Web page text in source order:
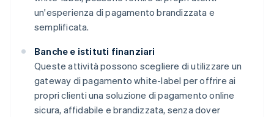
un'esperienza di pagamento brandizzata e
semplificata.
Banche e istituti finanziari
Queste attività possono scegliere di utilizzare un
gateway di pagamento white-label per offrire ai
propri clienti una soluzione di pagamento online
sicura, affidabile e brandizzata, senza dover